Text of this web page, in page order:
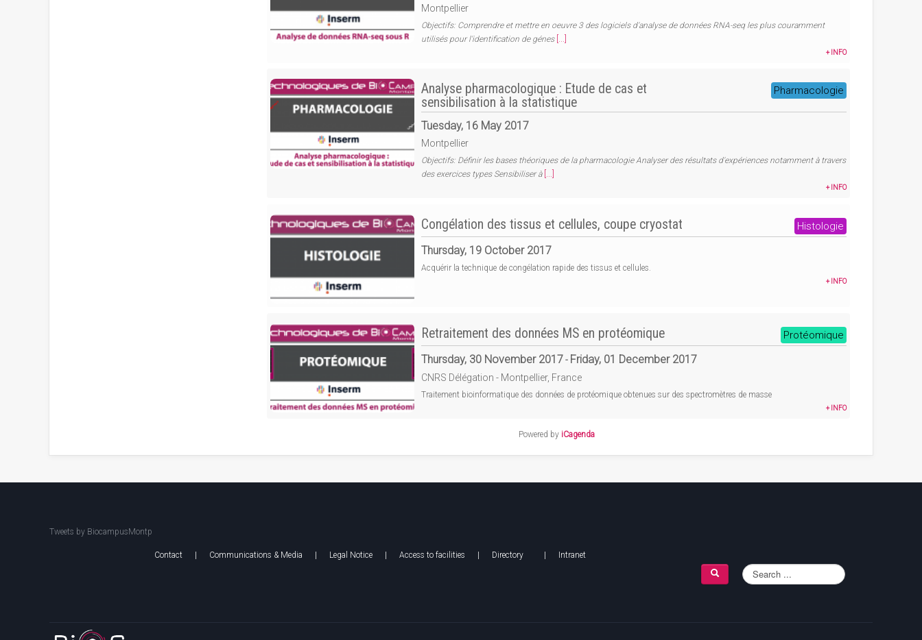
Montpellier
Objectifs: Comprendre et mettre en oeuvre 3 des logiciels d'analyse de données RNA-seq les plus couramment
utilisés pour l'identification de génes [...]
+ INFO
Analyse pharmacologique : Etude de cas et
sensibilisation à la statistique
Pharmacologie
Tuesday, 16 May 2017
Montpellier
Objectifs: Définir les bases théoriques de la pharmacologie Analyser des résultats d'expériences notamment à travers
des exercices types Sensibiliser à [...]
+ INFO
Congélation des tissus et cellules, coupe cryostat Histologie
Thursday, 19 October 2017
Acquérir la technique de congélation rapide des tissus et cellules.
+ INFO
Retraitement des données MS en protéomique Protéomique
Thursday, 30 November 2017 - Friday, 01 December 2017
CNRS Délégation - Montpellier, France
Traitement bioinformatique des données de protéomique obtenues sur des spectromètres de masse
+ INFO
Powered by iCagenda
Tweets by BiocampusMontp
Contact| Communications & Media Legal Notice| Access to facilities Directory| Intranet